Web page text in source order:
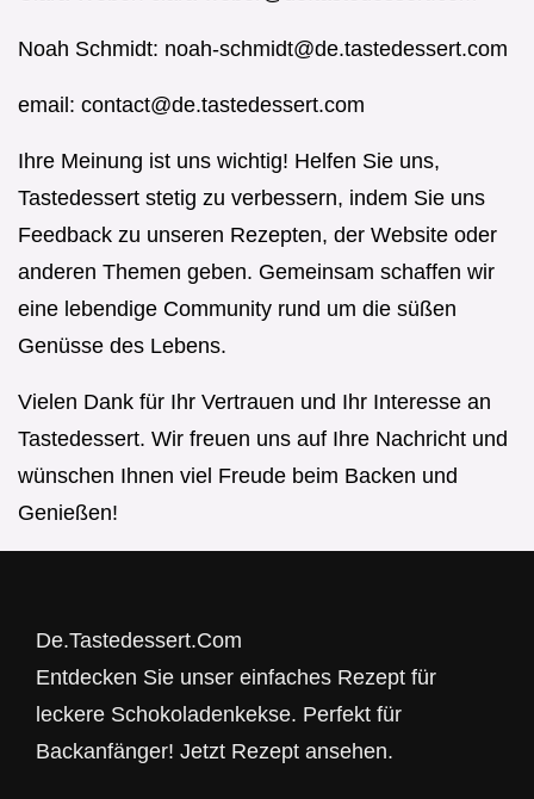
Noah Schmidt: noah-schmidt@de.tastedessert.com
email: contact@de.tastedessert.com
Ihre Meinung ist uns wichtig! Helfen Sie uns,
Tastedessert stetig zu verbessern, indem Sie uns
Feedback zu unseren Rezepten, der Website oder
anderen Themen geben. Gemeinsam schaffen wir
eine lebendige Community rund um die süßen
Genüsse des Lebens.
Vielen Dank für Ihr Vertrauen und Ihr Interesse an
Tastedessert. Wir freuen uns auf Ihre Nachricht und
wünschen Ihnen viel Freude beim Backen und
Genießen!
De.Tastedessert.Com
Entdecken Sie unser einfaches Rezept für
leckere Schokoladenkekse. Perfekt für
Backanfänger! Jetzt Rezept ansehen.